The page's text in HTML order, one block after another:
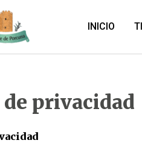
INICIO
privacidad